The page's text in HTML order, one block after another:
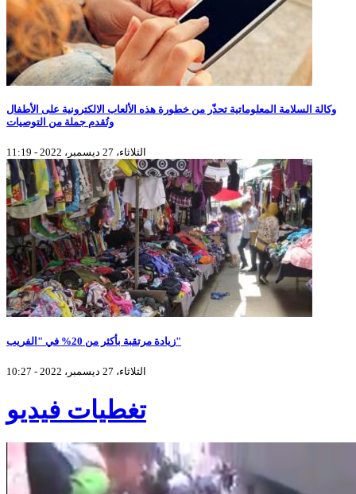
وكالة السلامة المعلوماتية تحذّر من خطورة هذه الألعاب الالكترونية على الأطفال
وتُقدم جملة من التوصيات
الثلاثاء، 27 ديسمبر، 2022 - 11:19
زيادة مرتقبة بأكثر من 20% في "الفريب"
الثلاثاء، 27 ديسمبر، 2022 - 10:27
تغطيات فيديو